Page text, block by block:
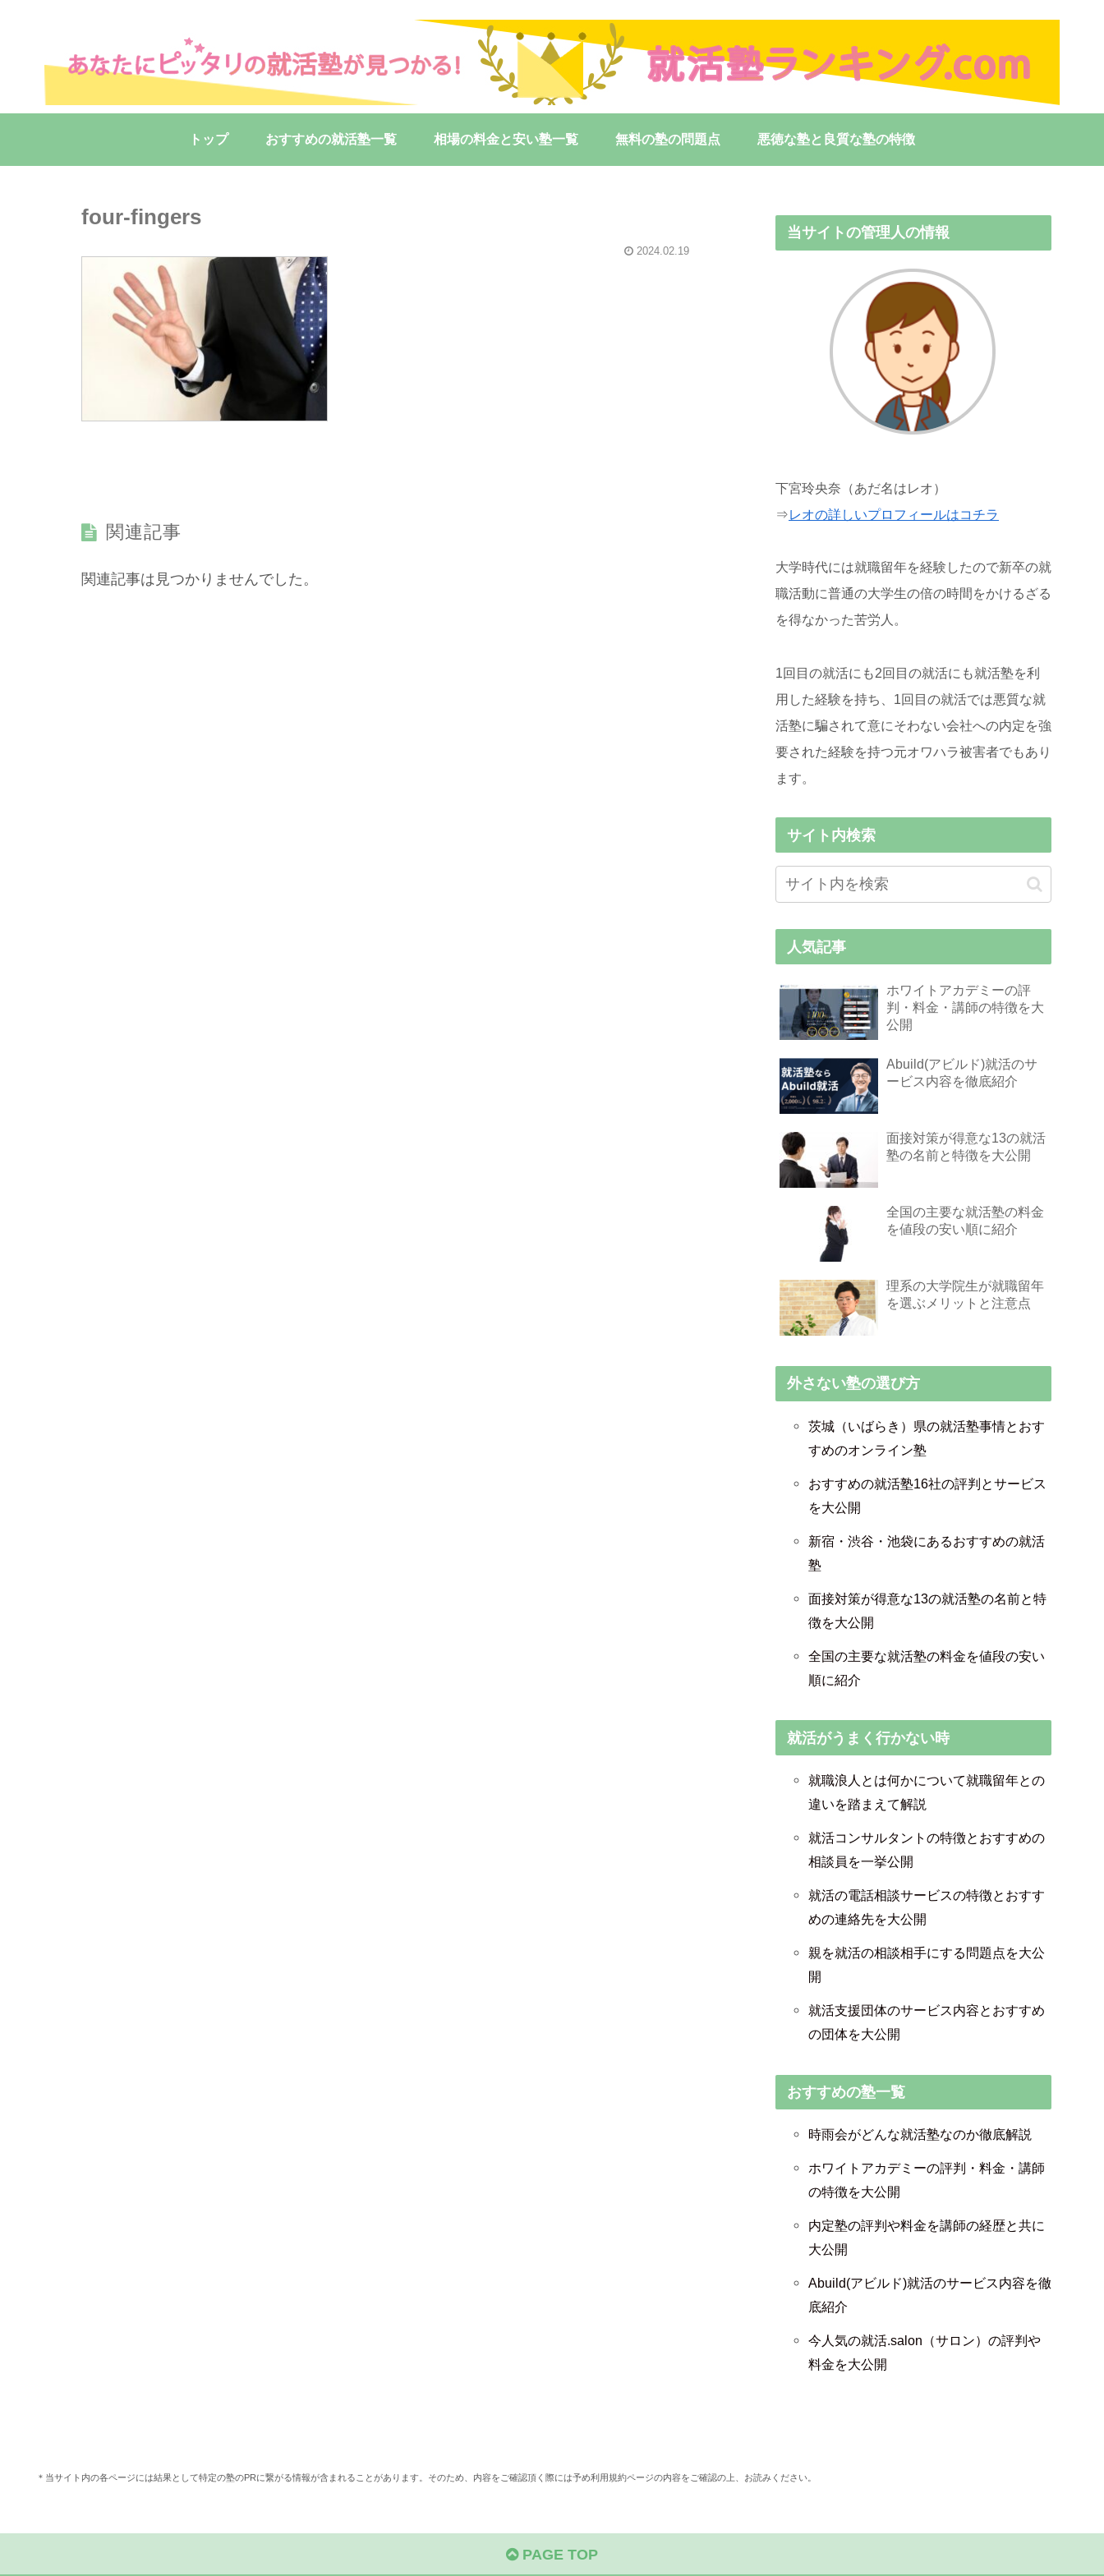
トップ おすすめの就活塾一覧 相場の料金と安い塾一覧 無料の塾の問題点 悪徳な塾と良質な塾の特徴
four-fingers
2024.02.19
関連記事
関連記事は見つかりませんでした。
当サイトの管理人の情報
下宮玲央奈（あだ名はレオ）
⇒レオの詳しいプロフィールはコチラ
大学時代には就職留年を経験したので新卒の就
職活動に普通の大学生の倍の時間をかけるざる
を得なかった苦労人。
1回目の就活にも2回目の就活にも就活塾を利
用した経験を持ち、1回目の就活では悪質な就
活塾に騙されて意にそわない会社への内定を強
要された経験を持つ元オワハラ被害者でもあり
ます。
サイト内検索
人気記事
ホワイトアカデミーの評
判・料金・講師の特徴を大
公開
Abuild(アビルド)就活のサ
ービス内容を徹底紹介
面接対策が得意な13の就活
塾の名前と特徴を大公開
全国の主要な就活塾の料金
を値段の安い順に紹介
理系の大学院生が就職留年
を選ぶメリットと注意点
外さない塾の選び方
茨城（いばらき）県の就活塾事情とおす
すめのオンライン塾
おすすめの就活塾16社の評判とサービス
を大公開
新宿・渋谷・池袋にあるおすすめの就活
塾
面接対策が得意な13の就活塾の名前と特
徴を大公開
全国の主要な就活塾の料金を値段の安い
順に紹介
就活がうまく行かない時
就職浪人とは何かについて就職留年との
違いを踏まえて解説
就活コンサルタントの特徴とおすすめの
相談員を一挙公開
就活の電話相談サービスの特徴とおすす
めの連絡先を大公開
親を就活の相談相手にする問題点を大公
開
就活支援団体のサービス内容とおすすめ
の団体を大公開
おすすめの塾一覧
時雨会がどんな就活塾なのか徹底解説
ホワイトアカデミーの評判・料金・講師
の特徴を大公開
内定塾の評判や料金を講師の経歴と共に
大公開
Abuild(アビルド)就活のサービス内容を徹
底紹介
今人気の就活.salon（サロン）の評判や
料金を大公開
＊当サイト内の各ページには結果として特定の塾のPRに繋がる情報が含まれることがあります。そのため、内容をご確認頂く際には予め利用規約ページの内容をご確認の上、お読みください。
PAGE TOP